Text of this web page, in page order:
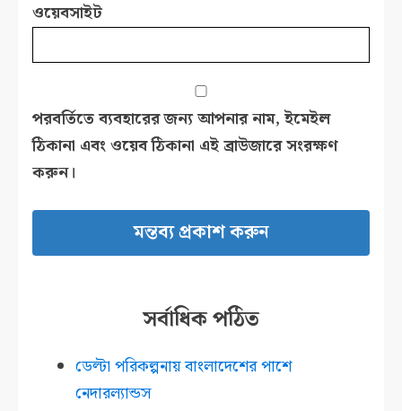
ওয়েবসাইট
পরবর্তিতে ব্যবহারের জন্য আপনার নাম, ইমেইল
ঠিকানা এবং ওয়েব ঠিকানা এই ব্রাউজারে সংরক্ষণ
করুন।
সর্বাধিক পঠিত
ডেল্টা পরিকল্পনায় বাংলাদেশের পাশে
নেদারল্যান্ডস